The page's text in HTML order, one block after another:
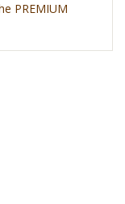
PREMIUM